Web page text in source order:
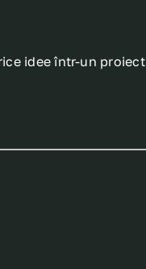
idee într-un proiect